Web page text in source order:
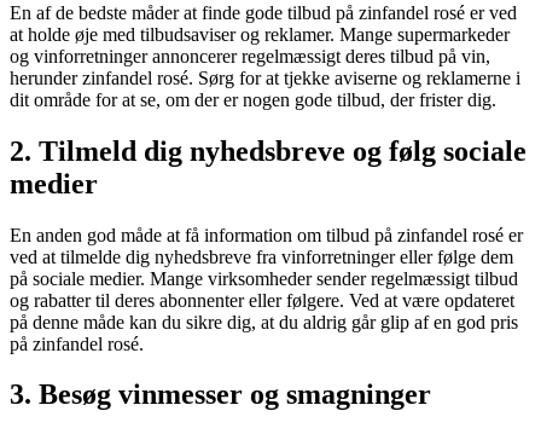
En af de bedste måder at finde gode tilbud på zinfandel rosé er ved
at holde øje med tilbudsaviser og reklamer. Mange supermarkeder
og vinforretninger annoncerer regelmæssigt deres tilbud på vin,
herunder zinfandel rosé. Sørg for at tjekke aviserne og reklamerne i
dit område for at se, om der er nogen gode tilbud, der frister dig.
2. Tilmeld dig nyhedsbreve og følg sociale
medier
En anden god måde at få information om tilbud på zinfandel rosé er
ved at tilmelde dig nyhedsbreve fra vinforretninger eller følge dem
på sociale medier. Mange virksomheder sender regelmæssigt tilbud
og rabatter til deres abonnenter eller følgere. Ved at være opdateret
på denne måde kan du sikre dig, at du aldrig går glip af en god pris
på zinfandel rosé.
3. Besøg vinmesser og smagninger